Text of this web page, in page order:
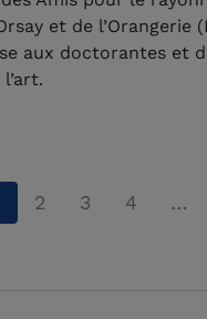
et de l’Orangerie
aux doctorantes et
2 3 4 …